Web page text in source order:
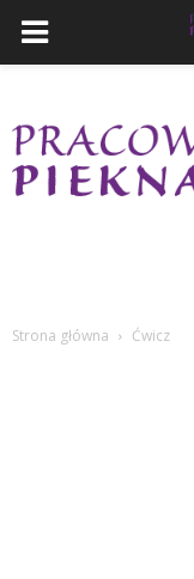
Strona główna Ćwicz